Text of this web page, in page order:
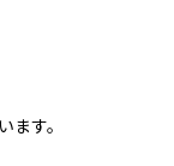
ます。